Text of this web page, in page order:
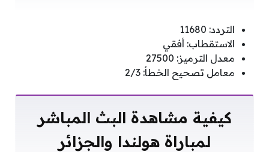
التردد: 11680
الاستقطاب: أفقي
معدل الترميز: 27500
معامل تصحيح الخطأ: 2/3
كيفية مشاهدة البث المباشر
لمباراة هولندا والجزائر